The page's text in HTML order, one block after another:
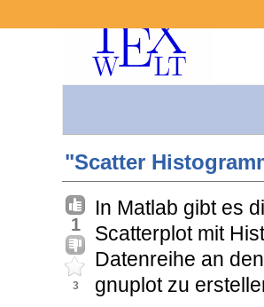
"Scatter
1
3
In Matlab gibt es
Scatterplot mit
Datenreihe an
gnuplot zu